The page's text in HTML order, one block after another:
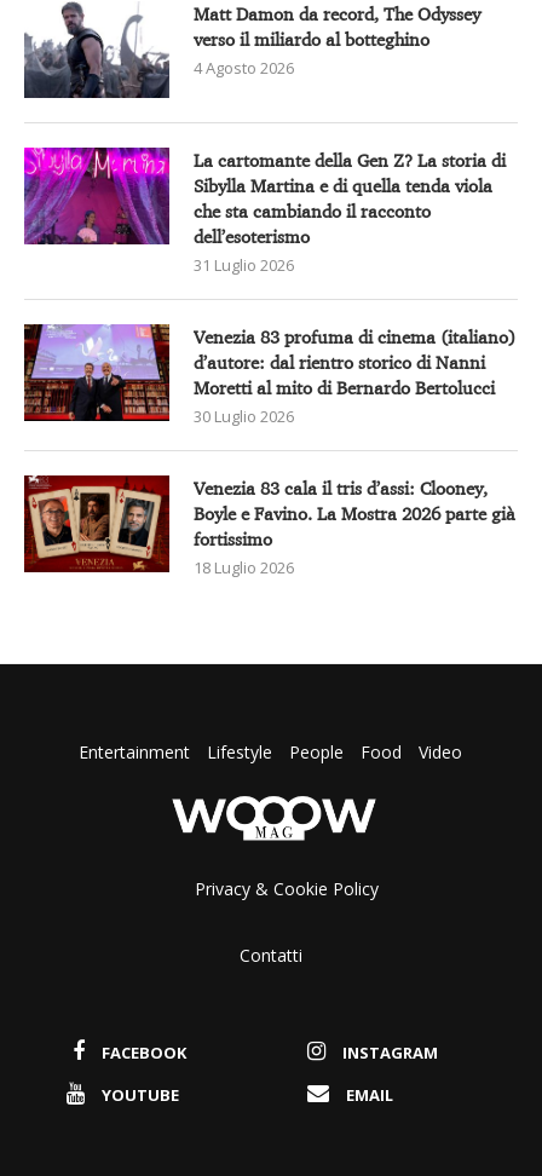
Matt Damon da record, The Odyssey
verso il miliardo al botteghino
4 Agosto 2026
La cartomante della Gen Z? La storia di
Sibylla Martina e di quella tenda viola
che sta cambiando il racconto
dell’esoterismo
31 Luglio 2026
Venezia 83 profuma di cinema (italiano)
d’autore: dal rientro storico di Nanni
Moretti al mito di Bernardo Bertolucci
30 Luglio 2026
Venezia 83 cala il tris d’assi: Clooney,
Boyle e Favino. La Mostra 2026 parte già
fortissimo
18 Luglio 2026
Entertainment Lifestyle People Food Video
Privacy & Cookie Policy
Contatti
FACEBOOK
INSTAGRAM
YOUTUBE
EMAIL